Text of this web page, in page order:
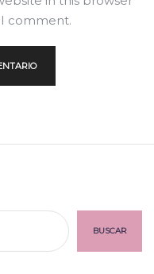
BUSCAR
comment.